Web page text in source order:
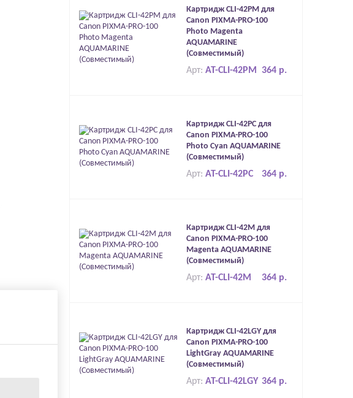
Картридж CLI-42PM для
Canon PIXMA-PRO-100
Photo Magenta
AQUAMARINE
(Совместимый)
364 р.
Арт: AT-CLI-42PM
Картридж CLI-42PC для
Canon PIXMA-PRO-100
Photo Cyan AQUAMARINE
(Совместимый)
364 р.
Арт: AT-CLI-42PC
Картридж CLI-42M для
Canon PIXMA-PRO-100
Magenta AQUAMARINE
(Совместимый)
364 р.
Арт:AT-CLI-42M
Картридж CLI-42LGY для
Canon PIXMA-PRO-100
LightGray AQUAMARINE
(Совместимый)
364 р.
Арт: AT-CLI-42LGY